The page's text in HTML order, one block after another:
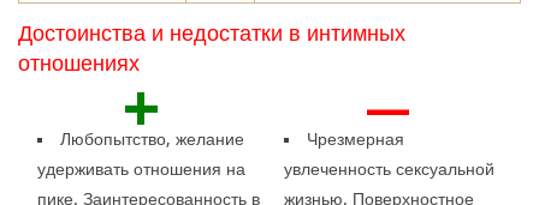
Достоинства и недостатки в интимных
отношениях
+
Любопытство, желание
удерживать отношения на
пике. Заинтересованность в
—
Чрезмерная
увлеченность сексуальной
жизнью. Поверхностное